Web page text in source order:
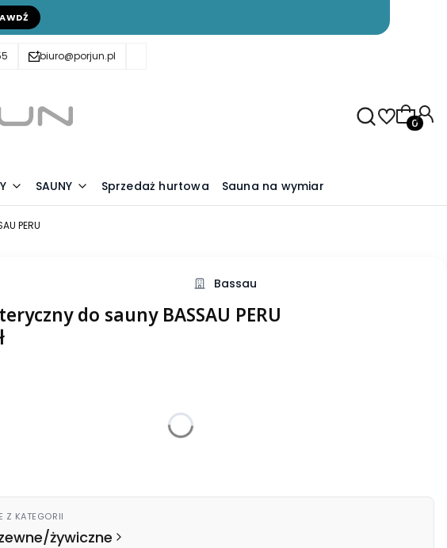
biuro@porjun.pl
SAUNY Sprzedaż hurtowa Sauna na wymiar
PERU
Bassau
do sauny BASSAU PERU
Z KATEGORII
żywiczne